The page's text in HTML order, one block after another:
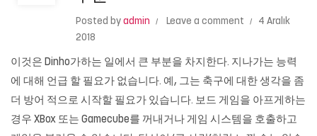
Posted by admin Leave a comment
4 Aralık
2018
이것은 Dinho가하는 일에서 큰 부분을 차지한다. 지나가는 능력
에 대해 언급 할 필요가 없습니다. 예, 그는 축구에 대한 생각을 좀
더 방어 적으로 시작할 필요가 있습니다. 보드 게임을 아프게하는
경우 XBox 또는 Gamecube를 꺼내거나 게임 시스템을 호출하고